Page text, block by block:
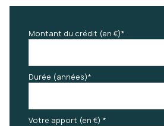
Montant du crédit (en €)*
Durée (années)*
Votre apport (en €) *